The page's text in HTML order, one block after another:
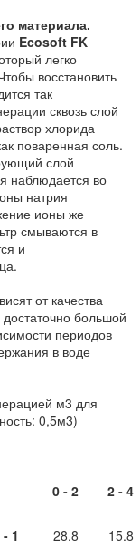
материала.
Ecosoft FK
легко
восстановить
так
сквозь слой
хлорида
поваренная соль.
слой
наблюдается во
натрия
ионы же
смываются в
и
от качества
большой
периодов
в воде
м3 для
0,5м3)
0 - 2 2 - 4
1 28.8 15.8